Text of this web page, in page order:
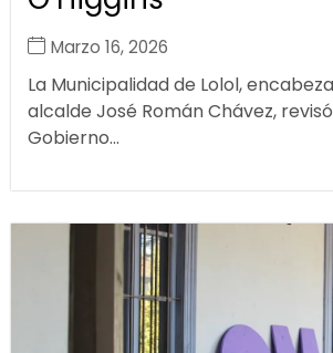
Marzo 16, 2026
La Municipalidad de Lolol,
alcalde José Román Chávez,
Gobierno...